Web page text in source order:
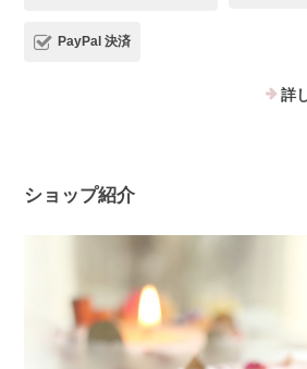
PayPal 決済
詳
ショップ紹介